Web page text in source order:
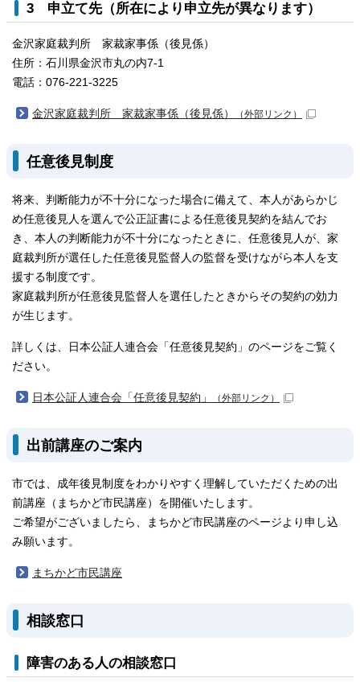
3 申立て先（所在により申立先が異なります）
金沢家庭裁判所 家裁家事係（後見係）
住所：石川県金沢市丸の内7-1
電話：076-221-3225
金沢家庭裁判所 家裁家事係（後見係） （外部リンク）
任意後見制度
将来、判断能力が不十分になった場合に備えて、本人があらかじ
め任意後見人を選んで公正証書による任意後見契約を結んでお
き、本人の判断能力が不十分になったときに、任意後見人が、家
庭裁判所が選任した任意後見監督人の監督を受けながら本人を支
援する制度です。
家庭裁判所が任意後見監督人を選任したときからその契約の効力
が生じます。
詳しくは、日本公証人連合会「任意後見契約」のページをご覧く
ださい。
日本公証人連合会「任意後見契約」 （外部リンク）
出前講座のご案内
市では、成年後見制度をわかりやすく理解していただくための出
前講座（まちかど市民講座）を開催いたします。
ご希望がございましたら、まちかど市民講座のページより申し込
み願います。
まちかど市民講座
相談窓口
障害のある人の相談窓口